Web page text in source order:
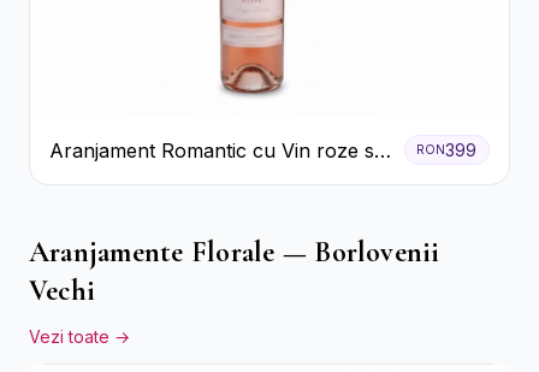
Aranjament Romantic cu Vin roze si
Flori pastel
RON399
Aranjamente Florale — Borlovenii
Vechi
Vezi toate →